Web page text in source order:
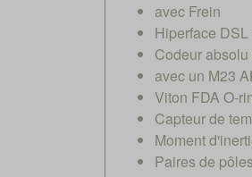
avec Frein
Hiperface
Codeur
avec un M23
Viton FDA O-
Capteur de
Moment
Paires de